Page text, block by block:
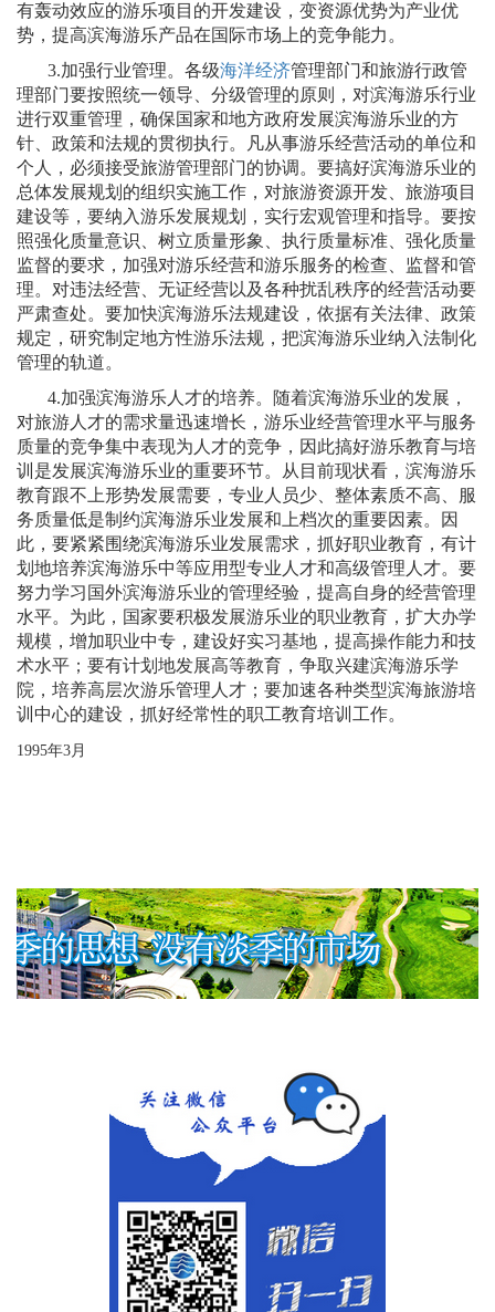
有轰动效应的游乐项目的开发建设，变资源优势为产业优
势，提高滨海游乐产品在国际市场上的竞争能力。
3.加强行业管理。各级海洋经济管理部门和旅游行政管
理部门要按照统一领导、分级管理的原则，对滨海游乐行业
进行双重管理，确保国家和地方政府发展滨海游乐业的方
针、政策和法规的贯彻执行。凡从事游乐经营活动的单位和
个人，必须接受旅游管理部门的协调。要搞好滨海游乐业的
总体发展规划的组织实施工作，对旅游资源开发、旅游项目
建设等，要纳入游乐发展规划，实行宏观管理和指导。要按
照强化质量意识、树立质量形象、执行质量标准、强化质量
监督的要求，加强对游乐经营和游乐服务的检查、监督和管
理。对违法经营、无证经营以及各种扰乱秩序的经营活动要
严肃查处。要加快滨海游乐法规建设，依据有关法律、政策
规定，研究制定地方性游乐法规，把滨海游乐业纳入法制化
管理的轨道。
4.加强滨海游乐人才的培养。随着滨海游乐业的发展，
对旅游人才的需求量迅速增长，游乐业经营管理水平与服务
质量的竞争集中表现为人才的竞争，因此搞好游乐教育与培
训是发展滨海游乐业的重要环节。从目前现状看，滨海游乐
教育跟不上形势发展需要，专业人员少、整体素质不高、服
务质量低是制约滨海游乐业发展和上档次的重要因素。因
此，要紧紧围绕滨海游乐业发展需求，抓好职业教育，有计
划地培养滨海游乐中等应用型专业人才和高级管理人才。要
努力学习国外滨海游乐业的管理经验，提高自身的经营管理
水平。为此，国家要积极发展游乐业的职业教育，扩大办学
规模，增加职业中专，建设好实习基地，提高操作能力和技
术水平；要有计划地发展高等教育，争取兴建滨海游乐学
院，培养高层次游乐管理人才；要加速各种类型滨海旅游培
训中心的建设，抓好经常性的职工教育培训工作。
1995年3月